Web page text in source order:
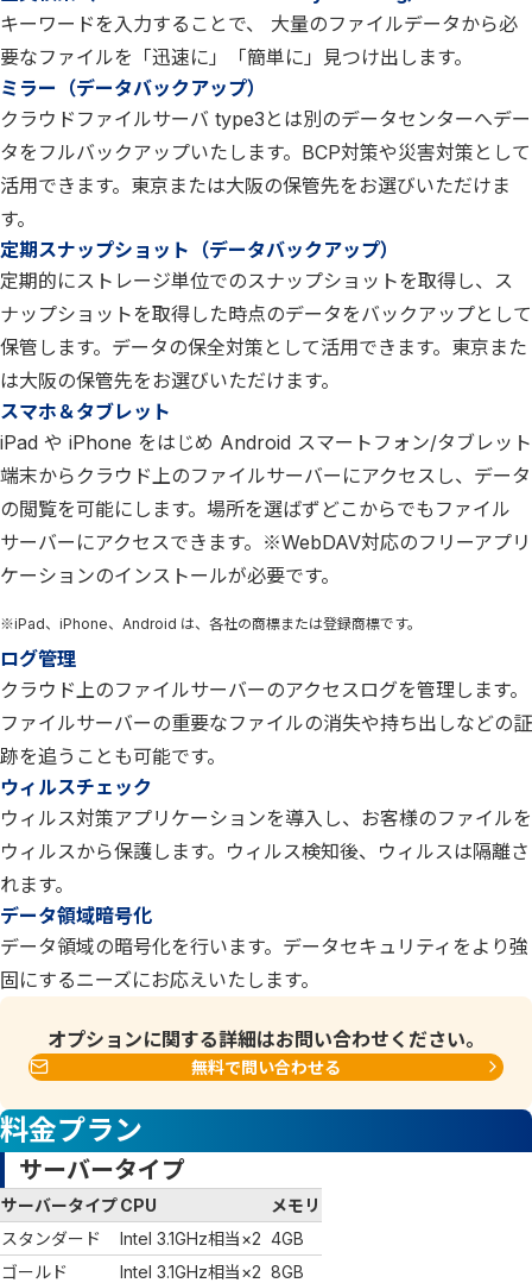
キーワードを入力することで、 大量のファイルデータから必
要なファイルを「迅速に」「簡単に」見つけ出します。
ミラー（データバックアップ）
クラウドファイルサーバ type3とは別のデータセンターへデー
タをフルバックアップいたします。BCP対策や災害対策として
活用できます。東京または大阪の保管先をお選びいただけま
す。
定期スナップショット（データバックアップ）
定期的にストレージ単位でのスナップショットを取得し、ス
ナップショットを取得した時点のデータをバックアップとして
保管します。データの保全対策として活用できます。東京また
は大阪の保管先をお選びいただけます。
スマホ＆タブレット
iPad や iPhone をはじめ Android スマートフォン/タブレット
端末からクラウド上のファイルサーバーにアクセスし、データ
の閲覧を可能にします。場所を選ばずどこからでもファイル
サーバーにアクセスできます。※WebDAV対応のフリーアプリ
ケーションのインストールが必要です。
※iPad、iPhone、Android は、各社の商標または登録商標です。
ログ管理
クラウド上のファイルサーバーのアクセスログを管理します。
ファイルサーバーの重要なファイルの消失や持ち出しなどの証
跡を追うことも可能です。
ウィルスチェック
ウィルス対策アプリケーションを導入し、お客様のファイルを
ウィルスから保護します。ウィルス検知後、ウィルスは隔離さ
れます。
データ領域暗号化
データ領域の暗号化を行います。データセキュリティをより強
固にするニーズにお応えいたします。
オプションに関する詳細はお問い合わせください。
無料で問い合わせる
料金プラン
サーバータイプ
サーバータイプCPU
メモリ
スタンダード
Intel 3.1GHz相当×2 4GB
ゴールド
Intel 3.1GHz相当×2 8GB